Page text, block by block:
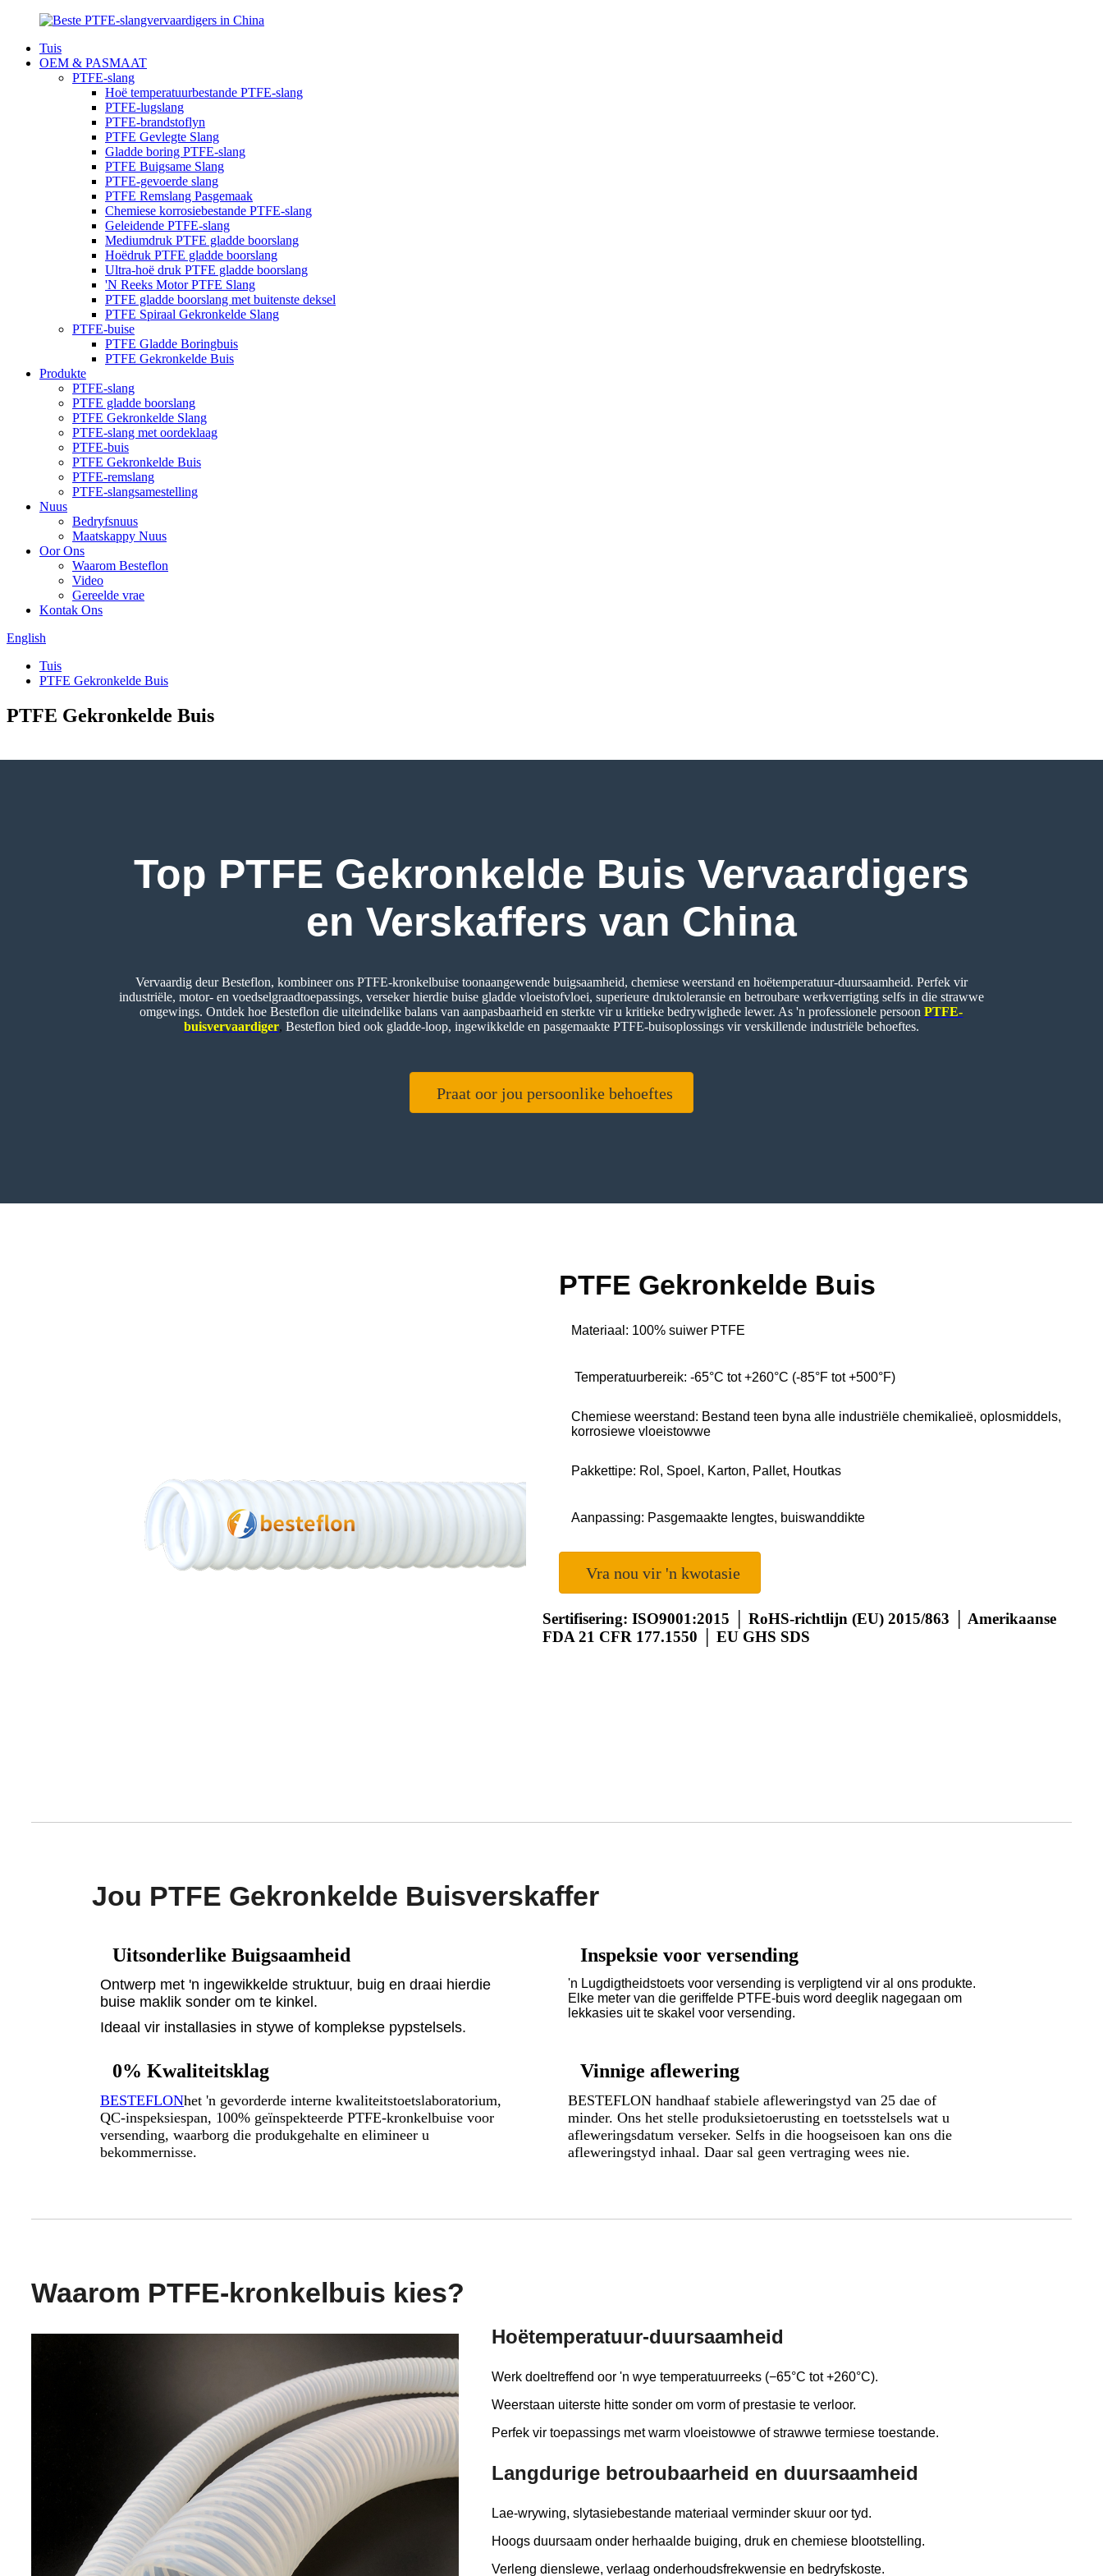
Tuis
OEM & PASMAAT
PTFE-slang
Hoë temperatuurbestande PTFE-slang
PTFE-lugslang
PTFE-brandstoflyn
PTFE Gevlegte Slang
Gladde boring PTFE-slang
PTFE Buigsame Slang
PTFE-gevoerde slang
PTFE Remslang Pasgemaak
Chemiese korrosiebestande PTFE-slang
Geleidende PTFE-slang
Mediumdruk PTFE gladde boorslang
Hoëdruk PTFE gladde boorslang
Ultra-hoë druk PTFE gladde boorslang
'N Reeks Motor PTFE Slang
PTFE gladde boorslang met buitenste deksel
PTFE Spiraal Gekronkelde Slang
PTFE-buise
PTFE Gladde Boringbuis
PTFE Gekronkelde Buis
Produkte
PTFE-slang
PTFE gladde boorslang
PTFE Gekronkelde Slang
PTFE-slang met oordeklaag
PTFE-buis
PTFE Gekronkelde Buis
PTFE-remslang
PTFE-slangsamestelling
Nuus
Bedryfsnuus
Maatskappy Nuus
Oor Ons
Waarom Besteflon
Video
Gereelde vrae
Kontak Ons
English
Tuis
PTFE Gekronkelde Buis
PTFE Gekronkelde Buis
Top PTFE Gekronkelde Buis Vervaardigers
en Verskaffers van China
Vervaardig deur Besteflon, kombineer ons PTFE-kronkelbuise toonaangewende buigsaamheid, chemiese weerstand en hoëtemperatuur-duursaamheid. Perfek vir
industriële, motor- en voedselgraadtoepassings, verseker hierdie buise gladde vloeistofvloei, superieure druktoleransie en betroubare werkverrigting selfs in die strawwe
omgewings. Ontdek hoe Besteflon die uiteindelike balans van aanpasbaarheid en sterkte vir u kritieke bedrywighede lewer. As 'n professionele persoon PTFE-
buisvervaardiger, Besteflon bied ook gladde-loop, ingewikkelde en pasgemaakte PTFE-buisoplossings vir verskillende industriële behoeftes.
Praat oor jou persoonlike behoeftes
PTFE Gekronkelde Buis
Materiaal: 100% suiwer PTFE
Temperatuurbereik: -65°C tot +260°C (-85°F tot +500°F)
Chemiese weerstand: Bestand teen byna alle industriële chemikalieë, oplosmiddels,
korrosiewe vloeistowwe
Pakkettipe: Rol, Spoel, Karton, Pallet, Houtkas
Aanpassing: Pasgemaakte lengtes, buiswanddikte
Vra nou vir 'n kwotasie
Sertifisering: ISO9001:2015 │ RoHS-richtlijn (EU) 2015/863 │ Amerikaanse
FDA 21 CFR 177.1550 │ EU GHS SDS
Jou PTFE Gekronkelde Buisverskaffer
Uitsonderlike Buigsaamheid
Ontwerp met 'n ingewikkelde struktuur, buig en draai hierdie
buise maklik sonder om te kinkel.
Ideaal vir installasies in stywe of komplekse pypstelsels.
Inspeksie voor versending
'n Lugdigtheidstoets voor versending is verpligtend vir al ons produkte.
Elke meter van die geriffelde PTFE-buis word deeglik nagegaan om
lekkasies uit te skakel voor versending.
0% Kwaliteitsklag
BESTEFLONhet 'n gevorderde interne kwaliteitstoetslaboratorium,
QC-inspeksiespan, 100% geïnspekteerde PTFE-kronkelbuise voor
versending, waarborg die produkgehalte en elimineer u
bekommernisse.
Vinnige aflewering
BESTEFLON handhaaf stabiele afleweringstyd van 25 dae of
minder. Ons het stelle produksietoerusting en toetsstelsels wat u
afleweringsdatum verseker. Selfs in die hoogseisoen kan ons die
afleweringstyd inhaal. Daar sal geen vertraging wees nie.
Waarom PTFE-kronkelbuis kies?
Hoëtemperatuur-duursaamheid
Werk doeltreffend oor 'n wye temperatuurreeks (−65°C tot +260°C).
Weerstaan ​​uiterste hitte sonder om vorm of prestasie te verloor.
Perfek vir toepassings met warm vloeistowwe of strawwe termiese toestande.
Langdurige betroubaarheid en duursaamheid
Lae-wrywing, slytasiebestande materiaal verminder skuur oor tyd.
Hoogs duursaam onder herhaalde buiging, druk en chemiese blootstelling.
Verleng dienslewe, verlaag onderhoudsfrekwensie en bedryfskoste.